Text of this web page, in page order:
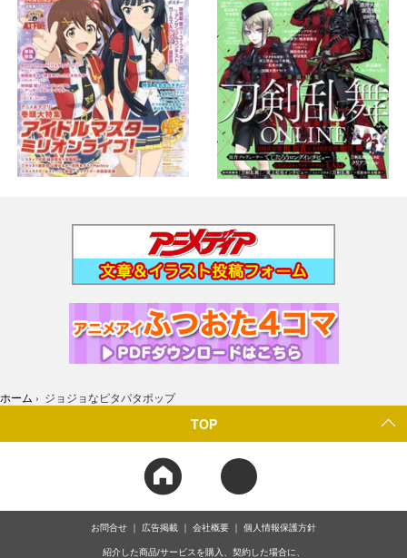
ホーム › ジョジョなピタパタポップ
TOP
お問合せ 広告掲載 会社概要 個人情報保護方針
紹介した商品/サービスを購入、契約した場合に、